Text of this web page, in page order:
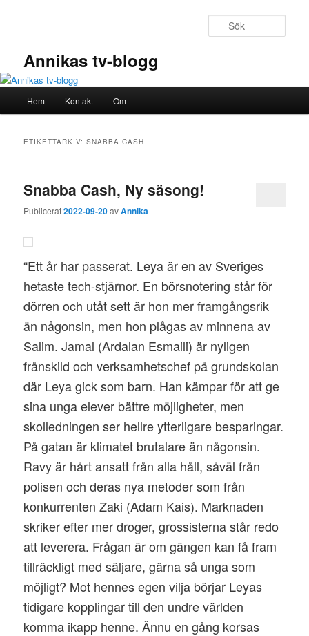
Annikas tv-blogg
Hem Kontakt Om
ETIKETTARKIV:SNABBA CASH
Snabba Cash, Ny säsong!
Publicerat2022-09-20avAnnika
“Ett år har passerat. Leya är en av Sveriges
hetaste tech-stjärnor. En börsnotering står för
dörren och utåt sett är hon mer framgångsrik
än någonsin, men hon plågas av minnena av
Salim. Jamal (Ardalan Esmaili) är nyligen
frånskild och verksamhetschef på grundskolan
där Leya gick som barn. Han kämpar för att ge
sina unga elever bättre möjligheter, men
skolledningen ser hellre ytterligare besparingar.
På gatan är klimatet brutalare än någonsin.
Ravy är hårt ansatt från alla håll, såväl från
polisen och deras nya metoder som från
konkurrenten Zaki (Adam Kais). Marknaden
skriker efter mer droger, grossisterna står redo
att leverera. Frågan är om gängen kan få fram
tillräckligt med säljare, gärna så unga som
möjligt? Mot hennes egen vilja börjar Leyas
tidigare kopplingar till den undre världen
komma ikapp henne. Ännu en gång korsas